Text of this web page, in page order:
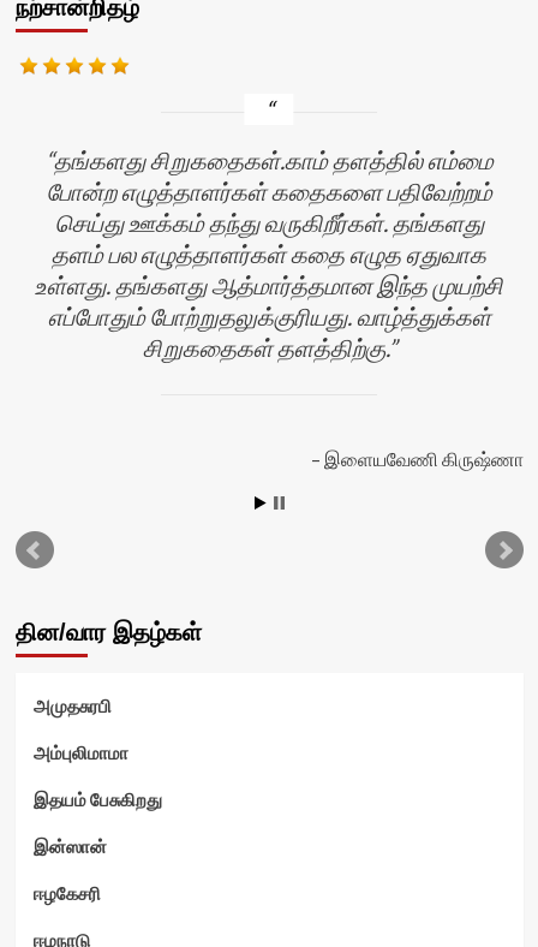
நற்சான்றிதழ்
தங்களது சிறுகதைகள்.காம் தளத்தில் எம்மை
போன்ற எழுத்தாளர்கள் கதைகளை பதிவேற்றம்
செய்து ஊக்கம் தந்து வருகிறீர்கள். தங்களது
தளம் பல எழுத்தாளர்கள் கதை எழுத ஏதுவாக
உள்ளது. தங்களது ஆத்மார்த்தமான இந்த முயற்சி
எப்போதும் போற்றுதலுக்குரியது. வாழ்த்துக்கள்
சிறுகதைகள் தளத்திற்கு.
இளையவேணி கிருஷ்ணா
தின/வார இதழ்கள்
அமுதசுரபி
அம்புலிமாமா
இதயம் பேசுகிறது
இன்ஸான்
ஈழகேசரி
ஈழநாடு